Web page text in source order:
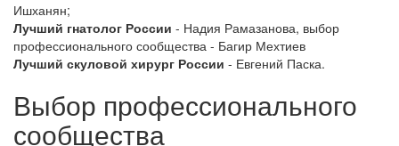
Ишханян;
Лучший гнатолог России - Надия Рамазанова, выбор
профессионального сообщества - Багир Мехтиев
Лучший скуловой хирург России - Евгений Паска.
Выбор профессионального
сообщества